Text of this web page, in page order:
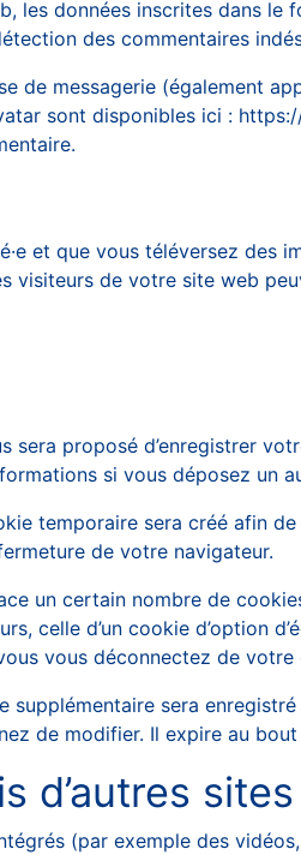
les données inscrites dans
des commentaires
de messagerie (également
sont disponibles ici :
et que vous téléversez des
visiteurs de votre site web
proposé d’enregistrer
si vous déposez un
temporaire sera créé afin
de votre navigateur.
un certain nombre de
celle d’un cookie d’option
vous déconnectez de
sera
de modifier. Il expire au bout
d’autres sites
(par exemple des